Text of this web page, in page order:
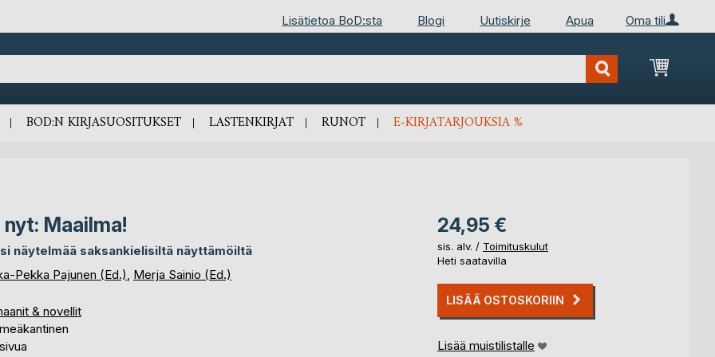
Oma tili
Lisätietoa BoD:sta Blogi Uutiskirje Apua
BOD:N KIRJASUOSITUKSET LASTENKIRJAT RUNOT E-KIRJATARJOUKSIA %
nyt: Maailma!
näytelmää saksankielisiltä näyttämöiltä
Pekka Pajunen (Ed.), Merja Sainio (Ed.)
& novellit
24,95 €
sis. alv. / Toimituskulut
Heti saatavilla
LISÄÄ OSTOSKORIIN
Lisää muistilistalle